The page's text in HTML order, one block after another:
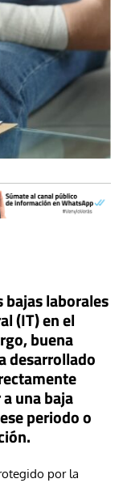
bajas laborales
(IT) en el
buena
desarrollado
una baja
periodo o
por la